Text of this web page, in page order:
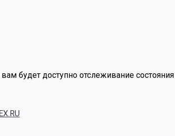
вам будет доступно отслеживание